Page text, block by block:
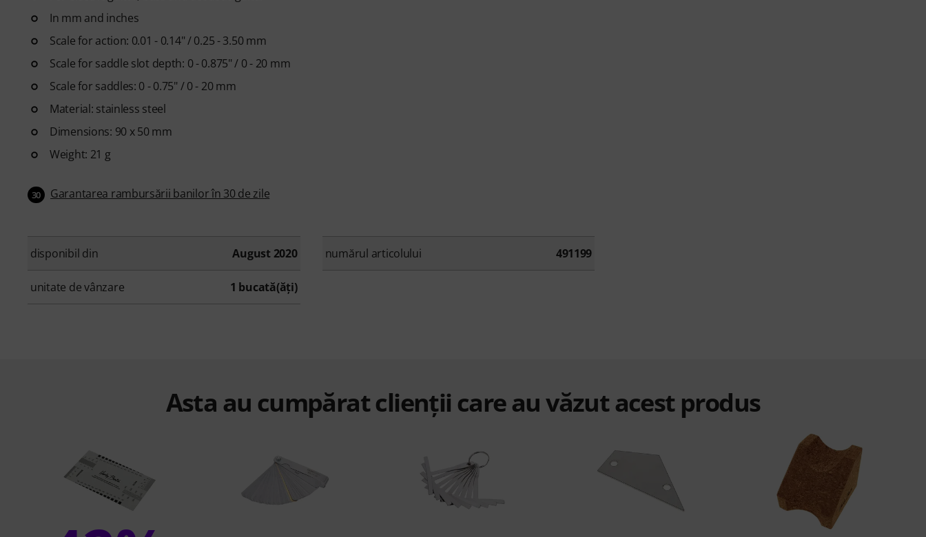
In mm and inches
Scale for action: 0.01 - 0.14" / 0.25 - 3.50 mm
Scale for saddle slot depth: 0 - 0.875" / 0 - 20 mm
Scale for saddles: 0 - 0.75" / 0 - 20 mm
Material: stainless steel
Dimensions: 90 x 50 mm
Weight: 21 g
30 Garantarea rambursării banilor în 30 de zile
disponibil din August 2020 numărul articolului 491199
unitate de vânzare 1 bucată(ăţi)
Asta au cumpărat clienții care au văzut acest produs